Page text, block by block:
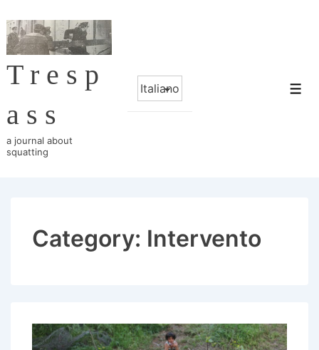
Skip
to
Main
Tresp
ass
a journal about
squatting
Choose
a
Category: Intervento